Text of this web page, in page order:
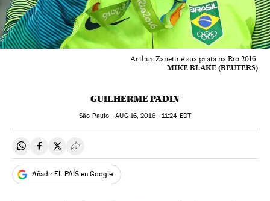
Arthur Zanetti e sua prata na Rio 2016.
MIKE BLAKE (REUTERS)
GUILHERME PADIN
São Paulo -AUG16, 2016 - 11:24 EDT
Compartir en Whatsapp
Compartir en Facebook
Compartir en Twitter
Desplegar Redes Sociales
Añadir EL PAÍS en Google